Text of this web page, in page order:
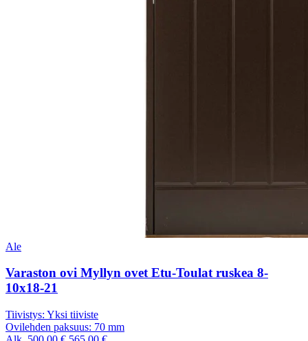
Ale
Varaston ovi Myllyn ovet Etu-Toulat ruskea 8-
10x18-21
Tiivistys: Yksi tiiviste
Ovilehden paksuus: 70 mm